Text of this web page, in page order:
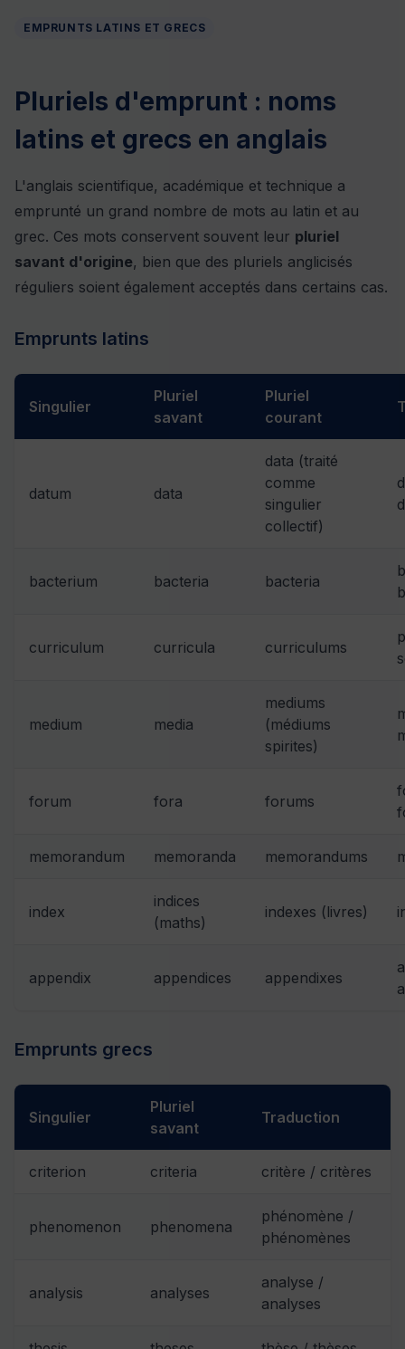
EMPRUNTS LATINS ET GRECS
Pluriels d'emprunt : noms
latins et grecs en anglais
L'anglais scientifique, académique et technique a
emprunté un grand nombre de mots au latin et au
grec. Ces mots conservent souvent leur pluriel
savant d'origine, bien que des pluriels anglicisés
réguliers soient également acceptés dans certains cas.
Emprunts latins
Singulier
Pluriel
savant
Pluriel
courant
datum data
data (traité
comme
singulier
collectif)
bacterium bacteria bacteria
curriculum curricula curriculums
medium media
mediums
(médiums
spirites)
forum fora forums
memorandum memoranda memorandums
index
indices
(maths)
indexes (livres)
appendix appendices appendixes
Emprunts grecs
Singulier
Pluriel
savant
Traduction
criterion criteria critère / critères
phenomenon phenomena
phénomène /
phénomènes
analysis analyses
analyse /
analyses